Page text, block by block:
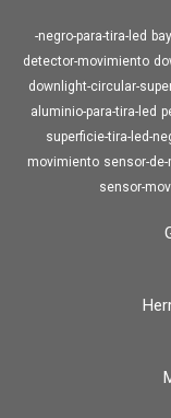
-negro-para-tira-led
detector-movimiento
downlight-circular-
aluminio-para-tira-led
superficie-tira-led-
movimiento sensor-
sensor-